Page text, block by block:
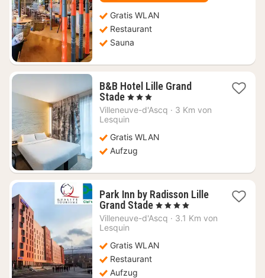
Gratis WLAN
Restaurant
Sauna
B&B Hotel Lille Grand
Stade1
Nacht
ab
€
, 3 Sterne
Villeneuve-d'Ascq · 3 Km von
Lesquin
Gratis WLAN
Aufzug
Park Inn by Radisson Lille
Grand Stade1
Nacht
€
, 4 Sterne
Villeneuve-d'Ascq · 3.1 Km von
Lesquin
Gratis WLAN
Restaurant
Aufzug